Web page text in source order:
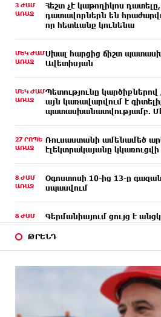
3 ԺԱՄ
ԱՌԱՋ
Հեշտ չէ կաթողիկոս
դատավորներն են
որ հետևանք կունենա
ՄԵԿ ԺԱՄ
ԱՌԱՋ
Սխալ հարցից ճիշտ
Ավետիսյան
ՄԵԿ ԺԱՄ
ԱՌԱՋ
Պետությունը կարծիքներով
այն կառավարվում է
պատասխանատվությամբ.
27 ՐՈՊԵ
ԱՌԱՋ
Ռուսաստանի ամենամեծ
էլեկտրակայանը
8 ԺԱՄ
ԱՌԱՋ
Օգոստոսի 10-ից 13-ը
սպասվում
8 ԺԱՄ
ԱՌԱՋ
Գերմանիայում ցույց է
կառավարության դեմ
23-ամյա ուսանողի մշակած
հարավկորեական App Store-
նույնիսկ Google Maps-ը
ԹՐԵՆԴ